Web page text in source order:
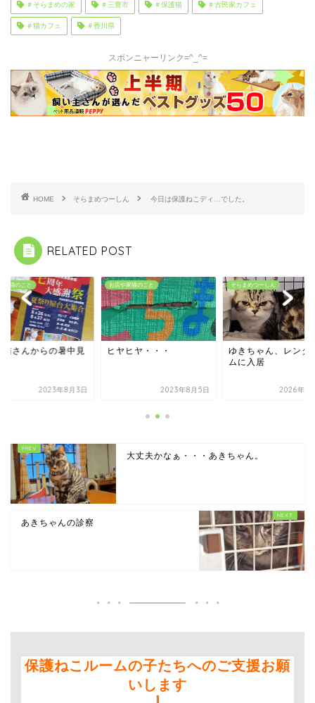
＃そらまめの家 ＃三豊市 ＃保護猫 ＃古民家カフェ
＃猫カフェ ＃香川県
スポンニャーリンク=^_^=
HOME そらまめつーしん 今日は保護ねこディ…でした。
RELATED POST
家猫のこと
猫さんからの暑中見
2023年8月3日
お店や家猫のこと
ヒヤヒヤ・・・
2023年8月5日
そらまめつーしん
ゆきちゃん、レンタ
ムに入居
2026年3
大丈夫かなぁ・・・あきちゃん。
あきちゃんの診察
保護ねこルームの子たちへのご支援お願
いします